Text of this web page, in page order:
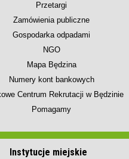
Przetargi
Zamówienia publiczne
Gospodarka odpadami
NGO
Mapa Będzina
Numery kont bankowych
Centrum Rekrutacji w Będzinie
Pomagamy
Instytucje miejskie